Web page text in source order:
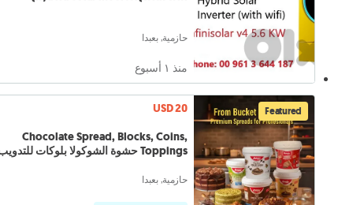
حازمية, بعبدا
منذ ١ أسبوع
Featured
USD 20
Chocolate Spread, Blocks, Coins,
Toppings حشوة الشوكولا بلوكات للتدويب
حازمية, بعبدا